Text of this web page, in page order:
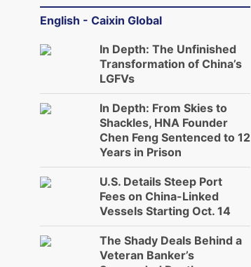
English - Caixin Global
In Depth: The Unfinished
Transformation of China’s
LGFVs
In Depth: From Skies to
Shackles, HNA Founder
Chen Feng Sentenced to 12
Years in Prison
U.S. Details Steep Port
Fees on China-Linked
Vessels Starting Oct. 14
The Shady Deals Behind a
Veteran Banker’s